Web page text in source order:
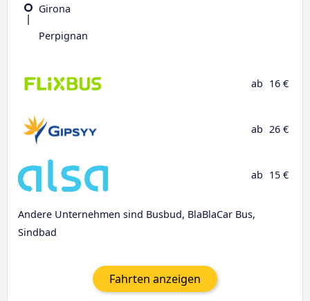
Girona
Perpignan
ab 16 €
ab 26 €
ab 15 €
Andere Unternehmen sind Busbud, BlaBlaCar Bus,
Sindbad
Fahrten anzeigen